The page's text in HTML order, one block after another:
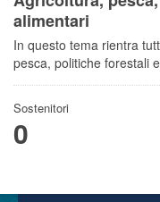
alimentari
In questo tema rientra
pesca, politiche forestali
Sostenitori
0